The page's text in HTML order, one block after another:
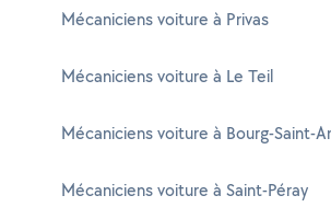
Mécaniciens voiture à Privas
Mécaniciens voiture à Le Teil
Mécaniciens voiture à Bourg-Saint-
Mécaniciens voiture à Saint-Péray